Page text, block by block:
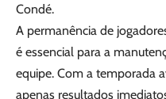
Condé.
A permanência de
é essencial para a
equipe. Com a temporada
apenas resultados